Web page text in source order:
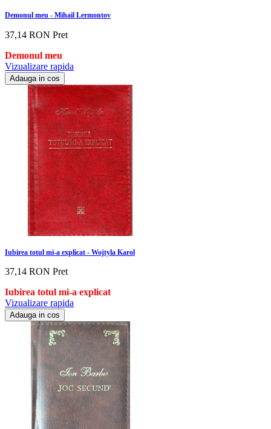
Demonul meu - Mihail Lermontov
37,14 RON Pret
Demonul meu
Vizualizare rapida
Adauga in cos
Iubirea totul mi-a explicat - Wojtyla Karol
37,14 RON Pret
Iubirea totul mi-a explicat
Vizualizare rapida
Adauga in cos